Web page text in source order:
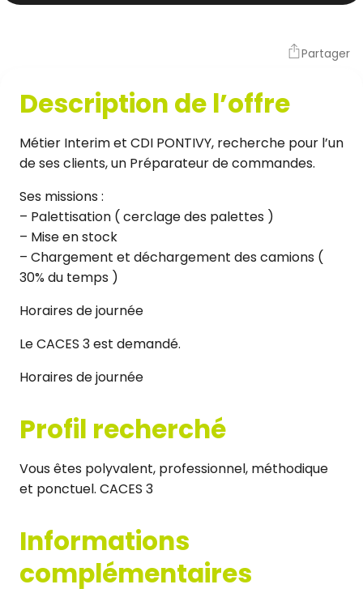
Partager
Description de l’offre
Métier Interim et CDI PONTIVY, recherche pour l’un
de ses clients, un Préparateur de commandes.
Ses missions :
– Palettisation ( cerclage des palettes )
– Mise en stock
– Chargement et déchargement des camions (
30% du temps )
Horaires de journée
Le CACES 3 est demandé.
Horaires de journée
Profil recherché
Vous êtes polyvalent, professionnel, méthodique
et ponctuel. CACES 3
Informations
complémentaires